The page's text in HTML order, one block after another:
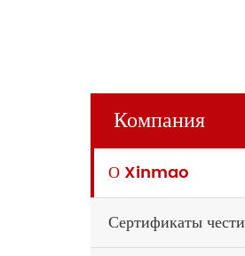
Компания
О Xinmao
Сертификаты чести